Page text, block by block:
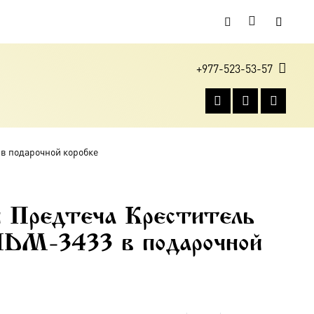
+977-523-53-57
подарочной коробке
Креститель
3433 в подарочной